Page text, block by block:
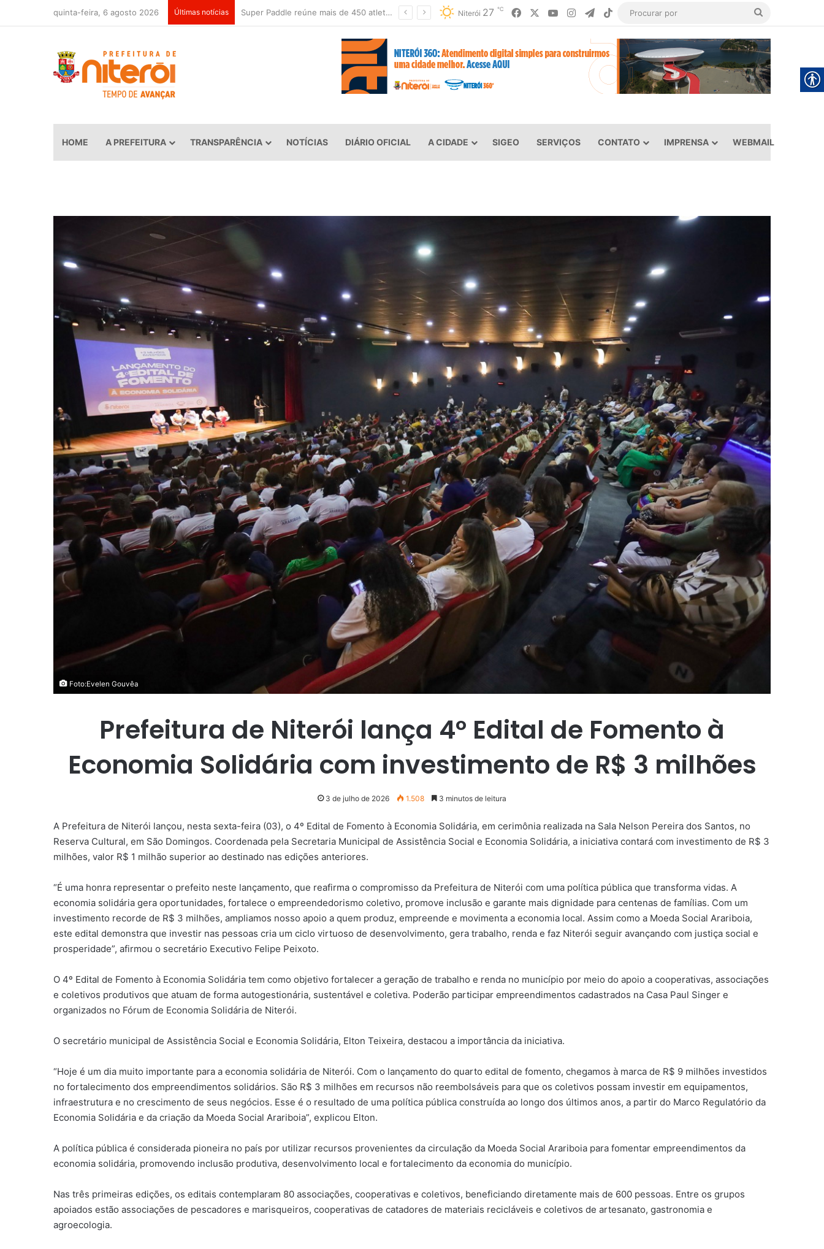
quinta-feira, 6 agosto 2026 Últimas notícias Festival de Inverno de Piratininga terá três dias de rock, gastronomia e diversão Niterói 27 ℃ FacebookYouTubeInstagramTelegram
TikTok
HOME A PREFEITURA TRANSPARÊNCIA NOTÍCIAS DIÁRIO OFICIAL A CIDADE SIGEO SERVIÇOS CONTATO IMPRENSA WEBMAIL
Foto:Evelen Gouvêa
Prefeitura de Niterói lança 4º Edital de Fomento à
Economia Solidária com investimento de R$ 3 milhões
3 de julho de 2026 1.508 3 minutos de leitura
A Prefeitura de Niterói lançou, nesta sexta-feira (03), o 4º Edital de Fomento à Economia Solidária, em cerimônia realizada na Sala Nelson Pereira dos Santos, no
Reserva Cultural, em São Domingos. Coordenada pela Secretaria Municipal de Assistência Social e Economia Solidária, a iniciativa contará com investimento de R$ 3
milhões, valor R$ 1 milhão superior ao destinado nas edições anteriores.
“É uma honra representar o prefeito neste lançamento, que reafirma o compromisso da Prefeitura de Niterói com uma política pública que transforma vidas. A
economia solidária gera oportunidades, fortalece o empreendedorismo coletivo, promove inclusão e garante mais dignidade para centenas de famílias. Com um
investimento recorde de R$ 3 milhões, ampliamos nosso apoio a quem produz, empreende e movimenta a economia local. Assim como a Moeda Social Arariboia,
este edital demonstra que investir nas pessoas cria um ciclo virtuoso de desenvolvimento, gera trabalho, renda e faz Niterói seguir avançando com justiça social e
prosperidade”, afirmou o secretário Executivo Felipe Peixoto.
O 4º Edital de Fomento à Economia Solidária tem como objetivo fortalecer a geração de trabalho e renda no município por meio do apoio a cooperativas, associações
e coletivos produtivos que atuam de forma autogestionária, sustentável e coletiva. Poderão participar empreendimentos cadastrados na Casa Paul Singer e
organizados no Fórum de Economia Solidária de Niterói.
O secretário municipal de Assistência Social e Economia Solidária, Elton Teixeira, destacou a importância da iniciativa.
“Hoje é um dia muito importante para a economia solidária de Niterói. Com o lançamento do quarto edital de fomento, chegamos à marca de R$ 9 milhões investidos
no fortalecimento dos empreendimentos solidários. São R$ 3 milhões em recursos não reembolsáveis para que os coletivos possam investir em equipamentos,
infraestrutura e no crescimento de seus negócios. Esse é o resultado de uma política pública construída ao longo dos últimos anos, a partir do Marco Regulatório da
Economia Solidária e da criação da Moeda Social Arariboia”, explicou Elton.
A política pública é considerada pioneira no país por utilizar recursos provenientes da circulação da Moeda Social Arariboia para fomentar empreendimentos da
economia solidária, promovendo inclusão produtiva, desenvolvimento local e fortalecimento da economia do município.
Nas três primeiras edições, os editais contemplaram 80 associações, cooperativas e coletivos, beneficiando diretamente mais de 600 pessoas. Entre os grupos
apoiados estão associações de pescadores e marisqueiros, cooperativas de catadores de materiais recicláveis e coletivos de artesanato, gastronomia e
agroecologia.